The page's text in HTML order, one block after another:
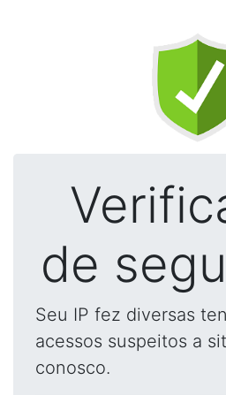
de
Seu IP fez diversas
acessos suspeitos a
conosco.